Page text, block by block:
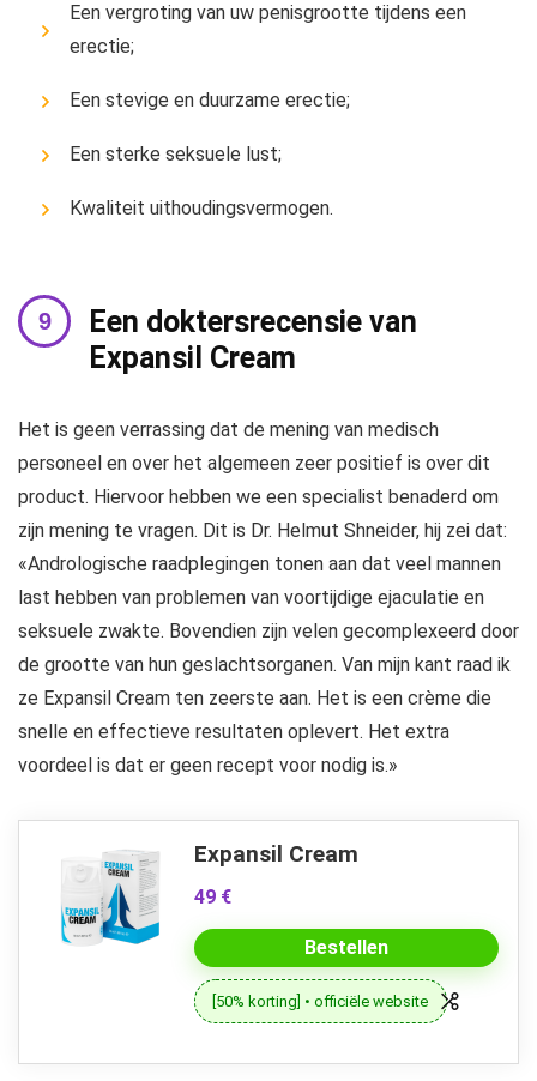
Een vergroting van uw penisgrootte tijdens een
erectie;
Een stevige en duurzame erectie;
Een sterke seksuele lust;
Kwaliteit uithoudingsvermogen.
Een doktersrecensie van
Expansil Cream
Het is geen verrassing dat de mening van medisch
personeel en over het algemeen zeer positief is over dit
product. Hiervoor hebben we een specialist benaderd om
zijn mening te vragen. Dit is Dr. Helmut Shneider, hij zei dat:
«Andrologische raadplegingen tonen aan dat veel mannen
last hebben van problemen van voortijdige ejaculatie en
seksuele zwakte. Bovendien zijn velen gecomplexeerd door
de grootte van hun geslachtsorganen. Van mijn kant raad ik
ze Expansil Cream ten zeerste aan. Het is een crème die
snelle en effectieve resultaten oplevert. Het extra
voordeel is dat er geen recept voor nodig is.»
Expansil Cream
49 €
Bestellen
[50% korting] • officiële website